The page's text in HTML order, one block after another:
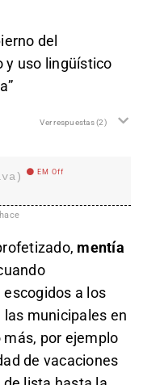
del
y uso lingüístico
Ver respuestas(2)
EM Off
mentía
a los
municipales en
más, por ejemplo
de vacaciones